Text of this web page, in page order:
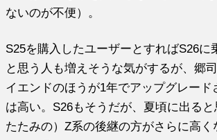
ないのが不便）。
S25を購入したユーザーとすればS26に
と思う人も増えそうな気がするが、郷
イエンドのほうが1年でアップグレード
は高い。S26もそうだが、夏頃に出ると
たたみの）Z系の後継の方がさらに高く